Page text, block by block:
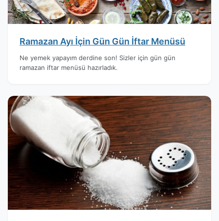
Ramazan Ayı İçin Gün Gün İftar Menüsü
Ne yemek yapayım derdine son! Sizler için gün gün
ramazan iftar menüsü hazırladık.